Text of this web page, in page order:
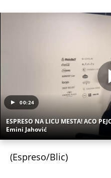
00:24
ESPRESO NA LICU MESTA! ACO
Emini Jahović
(Espreso/Blic)